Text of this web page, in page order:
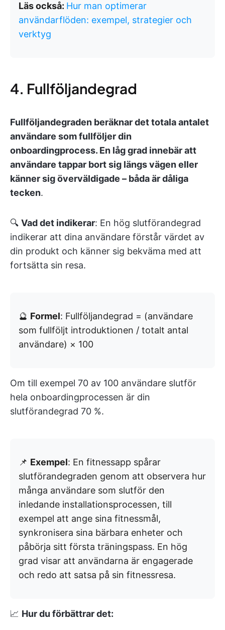
Läs också: Hur man optimerar
användarflöden: exempel, strategier och
verktyg
4. Fullföljandegrad
Fullföljandegraden beräknar det totala antalet
användare som fullföljer din
onboardingprocess. En låg grad innebär att
användare tappar bort sig längs vägen eller
känner sig överväldigade – båda är dåliga
tecken.
🔍 Vad det indikerar: En hög slutförandegrad
indikerar att dina användare förstår värdet av
din produkt och känner sig bekväma med att
fortsätta sin resa.
🔮 Formel: Fullföljandegrad = (användare
som fullföljt introduktionen / totalt antal
användare) × 100
Om till exempel 70 av 100 användare slutför
hela onboardingprocessen är din
slutförandegrad 70 %.
📌 Exempel: En fitnessapp spårar
slutförandegraden genom att observera hur
många användare som slutför den
inledande installationsprocessen, till
exempel att ange sina fitnessmål,
synkronisera sina bärbara enheter och
påbörja sitt första träningspass. En hög
grad visar att användarna är engagerade
och redo att satsa på sin fitnessresa.
📈 Hur du förbättrar det: